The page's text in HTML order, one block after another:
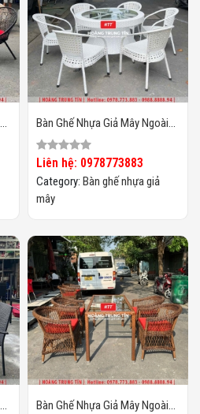
Bàn Ghế Nhựa Giả Mây Ngoài
Trời HTT132
Liên hệ: 0978773883
Category: Bàn ghế nhựa giả
mây
Bàn Ghế Nhựa Giả Mây Ngoài